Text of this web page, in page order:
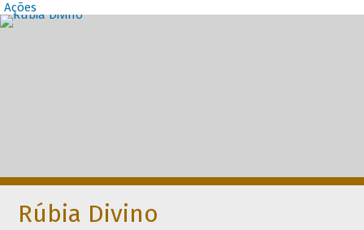
Ações
Destaques
Rúbia Divino